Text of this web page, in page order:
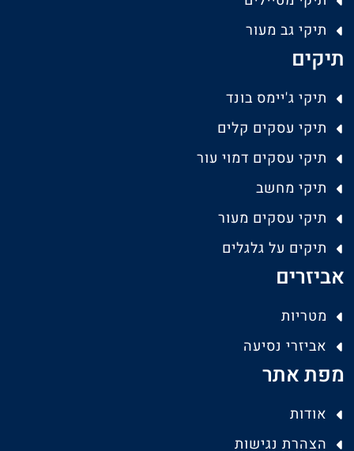
תיקי גב מעור
תיקים
תיקי ג'יימס בונד
תיקי עסקים קלים
תיקי עסקים דמוי עור
תיקי מחשב
תיקי עסקים מעור
תיקים על גלגלים
אביזרים
מטריות
אביזרי נסיעה
מפת אתר
אודות
הצהרת נגישות